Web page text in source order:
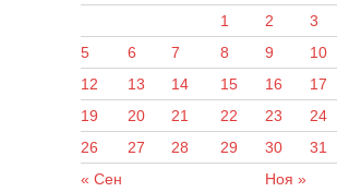
« Сен Ноя »
1 2 3
5
6 7 8 9 10
12
13 14 15 16 17
19
20 21 22 23 24
26
27 28 29 30 31